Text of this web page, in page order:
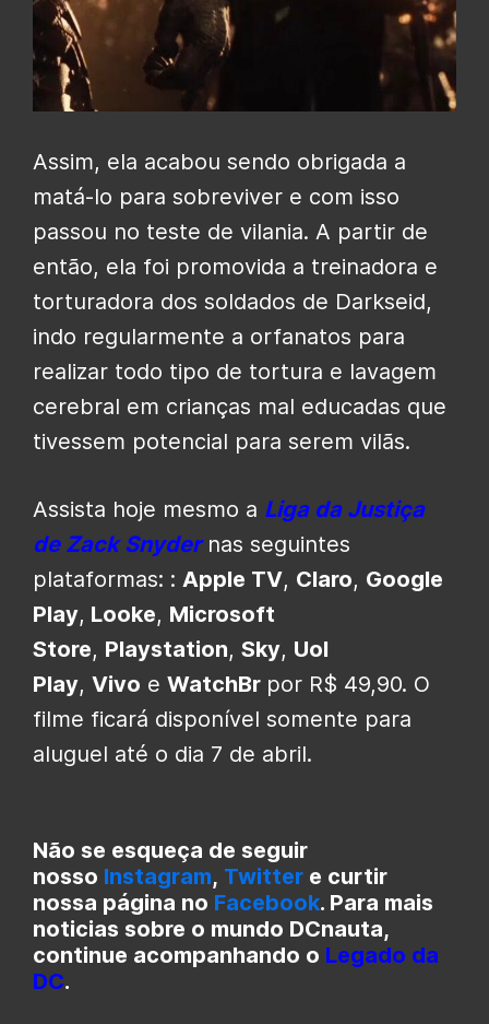
Assim, ela acabou sendo obrigada a
matá-lo para sobreviver e com isso
passou no teste de vilania. A partir de
então, ela foi promovida a treinadora e
torturadora dos soldados de Darkseid,
indo regularmente a orfanatos para
realizar todo tipo de tortura e lavagem
cerebral em crianças mal educadas que
tivessem potencial para serem vilãs.
Assista hoje mesmo a Liga da Justiça
de Zack Snydernas seguintes
plataformas: : Apple TV, Claro, Google
Play, Looke, Microsoft
Store, Playstation, Sky, Uol
Play, Vivo e WatchBr por R$ 49,90. O
filme ficará disponível somente para
aluguel até o dia 7 de abril.
Não se esqueça de seguir
nosso Instagram, Twitter e curtir
nossa página no Facebook. Para mais
noticias sobre o mundo DCnauta,
continue acompanhando o Legado da
DC.